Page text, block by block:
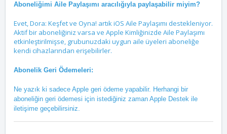
Aboneliğimi Aile Paylaşımı aracılığıyla paylaşabilir miyim?
Evet, Dora: Keşfet ve Oyna! artık iOS Aile Paylaşımı destekleniyor.
Aktif bir aboneliğiniz varsa ve Apple Kimliğinizde Aile Paylaşımı
etkinleştirilmişse, grubunuzdaki uygun aile üyeleri aboneliğe
kendi cihazlarından erişebilirler.
Abonelik Geri Ödemeleri:
Ne yazık ki sadece Apple geri ödeme yapabilir. Herhangi bir
aboneliğin geri ödemesi için istediğiniz zaman Apple Destek ile
iletişime geçebilirsiniz.